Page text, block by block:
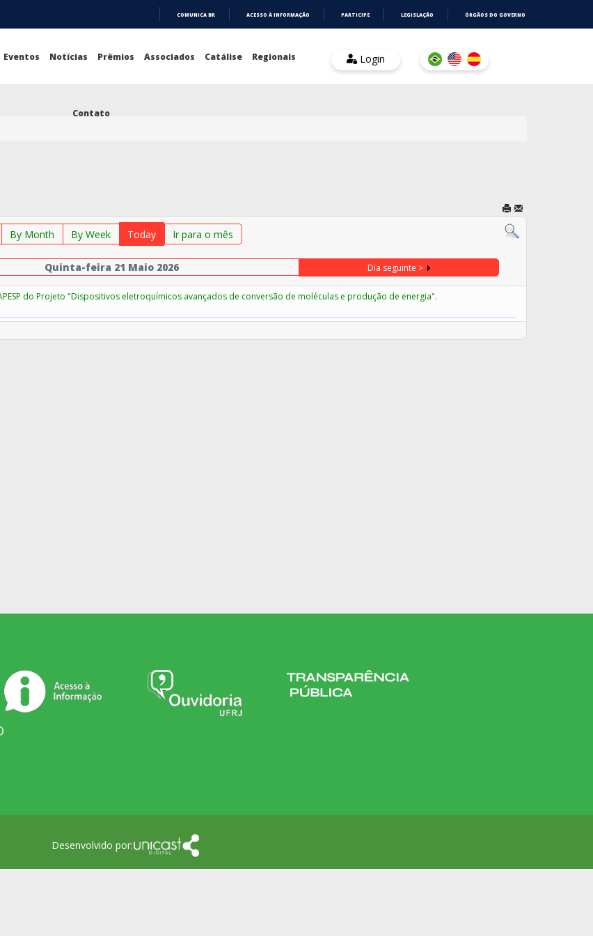
COMUNICA BR ACESSO À INFORMAÇÃO PARTICIPE LEGISLAÇÃO ÓRGÃOS DO GOVERNO
Eventos Notícias Prêmios Associados Catálise Regionais
Contato
Login
By Month By Week Today Ir para o mês
Quinta-feira 21 Maio 2026 Dia seguinte >
do Projeto "Dispositivos eletroquímicos avançados de conversão de moléculas e produção de energia".
Desenvolvido por: